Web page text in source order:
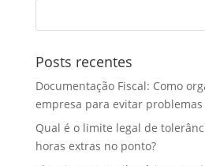
Posts recentes
Documentação Fiscal: Como
empresa para evitar problemas
Qual é o limite legal de
horas extras no ponto?